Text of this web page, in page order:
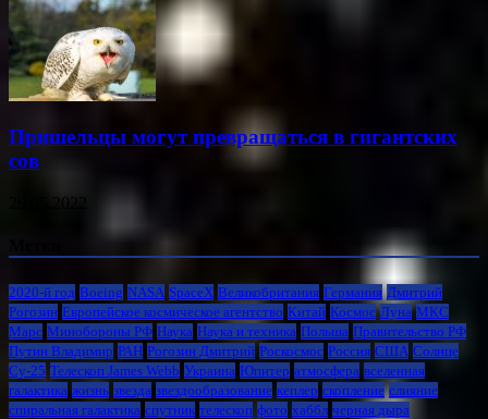
Пришельцы могут превращаться в гигантских
сов
29.05.2022
2020-й год Boeing NASA SpaceX Великобритания Германия Дмитрий
Рогозин Европейское космическое агентство Китай Космос Луна МКС
Марс Минoбороны РФ Наука Наука и техника Польша Правительство РФ
Путин Владимир РАН Рогозин Дмитрий Роскосмос Россия США Солнце
Су-25 Телескоп James Webb Украина Юпитер атмосфера вселенная
галактика жизнь звезда звездообразование кеплер скопление слияние
спиральная галактика спутник телескоп фото хаббл черная дыра